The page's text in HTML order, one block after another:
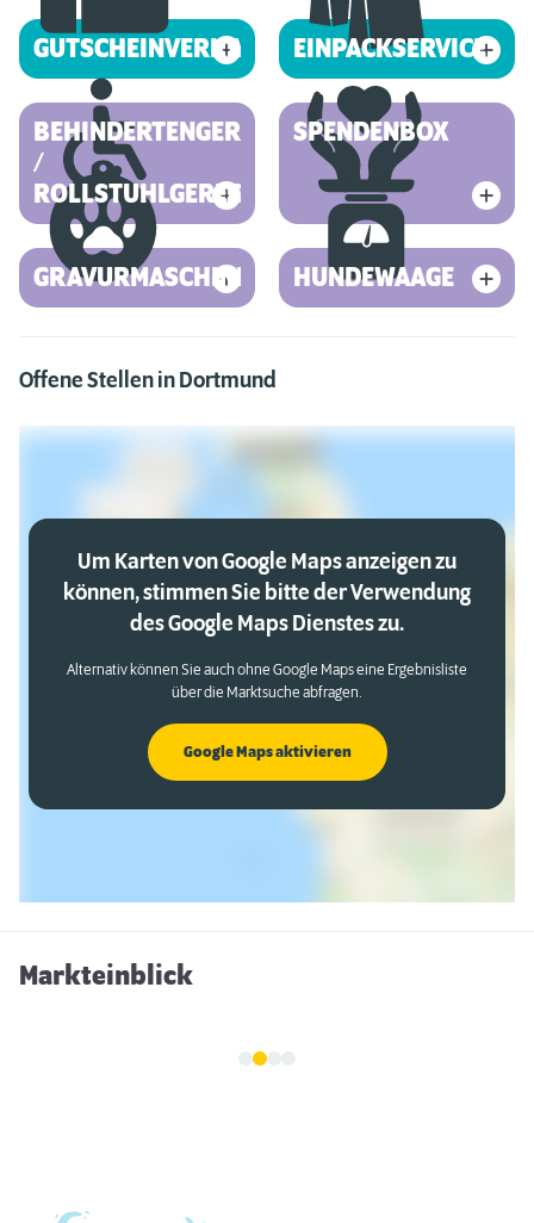
GUTSCHEINVERKAUF EINPACKSERVICE
BEHINDERTENGERECHT
/
ROLLSTUHLGERECHT
SPENDENBOX
GRAVURMASCHINE HUNDEWAAGE
Offene Stellen in Dortmund
Um Karten von Google Maps anzeigen zu
können, stimmen Sie bitte der Verwendung
des Google Maps Dienstes zu.
Alternativ können Sie auch ohne Google Maps eine Ergebnisliste
über die Marktsuche abfragen.
Google Maps aktivieren
Markteinblick